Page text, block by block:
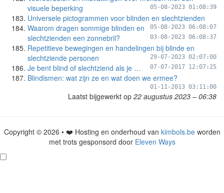
visuele beperking
05-08-2023 01:08:39
Universele pictogrammen voor blinden en slechtzienden
05-08-2023 06:08:07
Waarom dragen sommige blinden en
slechtzienden een zonnebril?
03-08-2023 06:08:37
Repetitieve bewegingen en handelingen bij blinde en
slechtziende personen
29-07-2023 02:07:00
Je bent blind of slechtziend als je … 07-07-2017 12:07:25
Blindismen: wat zijn ze en wat doen we ermee?
01-11-2013 03:11:00
Laatst bijgewerkt op 22 augustus 2023 – 06:38
Copyright © 2026 • ❤️ Hosting en onderhoud van kimbols.beworden
met trots gesponsord door Eleven Ways